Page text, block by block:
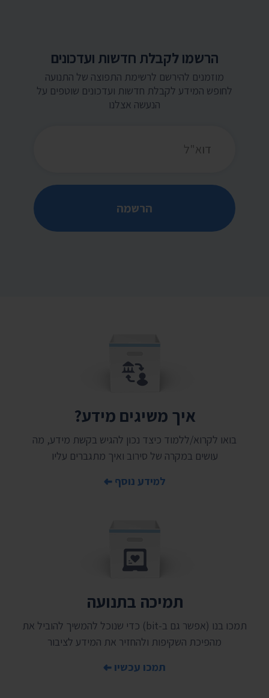
הרשמו לקבלת חדשות ועדכונים
מוזמנים להירשם לרשימת התפוצה של התנועה
לחופש המידע לקבלת חדשות ועדכונים שוטפים על
הנעשה אצלנו
הרשמה
איך משיגים מידע?
בואו לקרוא/ללמוד כיצד נכון להגיש בקשת מידע, מה
עושים במקרה של סירוב ואיך מתגברים עליו
למידע נוסף
תמיכה בתנועה
תמכו בנו (אפשר גם ב-bit) כדי שנוכל להמשיך להוביל את
מהפיכת השקיפות ולהחזיר את המידע לציבור
תמכו עכשיו